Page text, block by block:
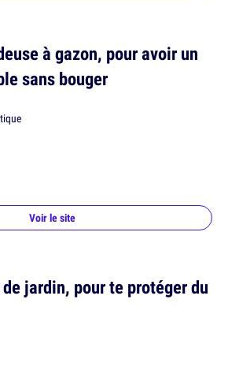
à gazon, pour avoir un
sans bouger
Voir le site
jardin, pour te protéger du